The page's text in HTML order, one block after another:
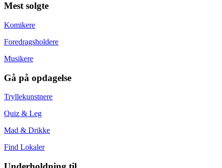
Mest solgte
Komikere
Foredragsholdere
Musikere
Gå på opdagelse
Tryllekunstnere
Quiz & Leg
Mad & Drikke
Find Lokaler